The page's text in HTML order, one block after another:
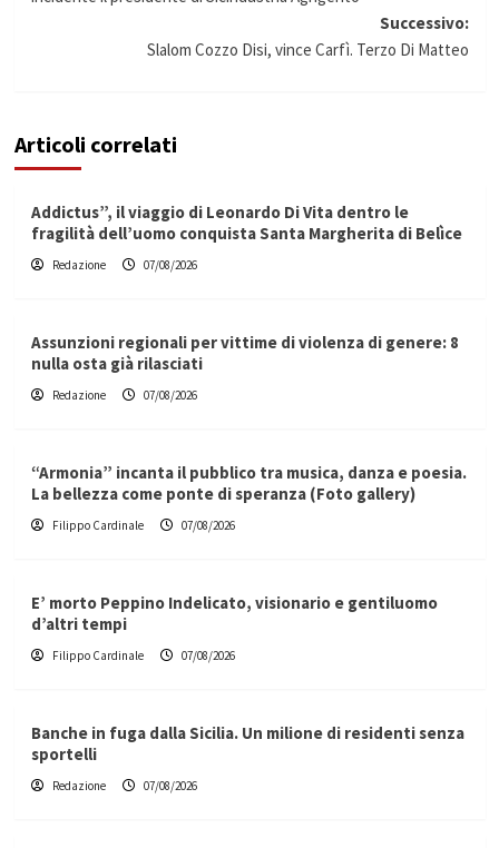
Successivo:
Slalom Cozzo Disi, vince Carfì. Terzo Di Matteo
Articoli correlati
Addictus”, il viaggio di Leonardo Di Vita dentro le
fragilità dell’uomo conquista Santa Margherita di Belìce
Redazione 07/08/2026
Assunzioni regionali per vittime di violenza di genere: 8
nulla osta già rilasciati
Redazione 07/08/2026
“Armonia” incanta il pubblico tra musica, danza e poesia.
La bellezza come ponte di speranza (Foto gallery)
Filippo Cardinale 07/08/2026
E’ morto Peppino Indelicato, visionario e gentiluomo
d’altri tempi
Filippo Cardinale 07/08/2026
Banche in fuga dalla Sicilia. Un milione di residenti senza
sportelli
Redazione 07/08/2026